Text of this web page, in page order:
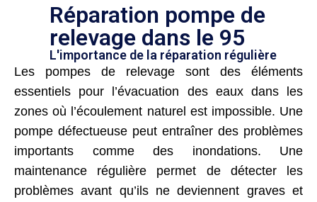
Réparation pompe de
relevage dans le 95
L'importance de la réparation régulière
Les pompes de relevage sont des éléments
essentiels pour l’évacuation des eaux dans les
zones où l’écoulement naturel est impossible. Une
pompe défectueuse peut entraîner des problèmes
importants comme des inondations. Une
maintenance régulière permet de détecter les
problèmes avant qu’ils ne deviennent graves et